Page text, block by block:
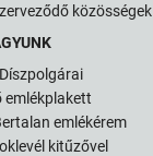
közösségek
emlékplakett
emlékérem
kitűzővel